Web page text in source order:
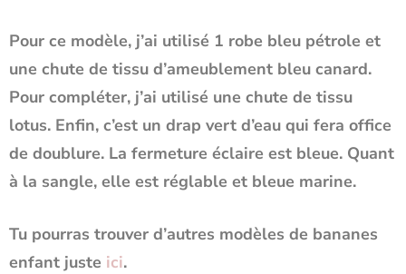
Pour ce modèle, j’ai utilisé 1 robe bleu pétrole et
une chute de tissu d’ameublement bleu canard.
Pour compléter, j’ai utilisé une chute de tissu
lotus. Enfin, c’est un drap vert d’eau qui fera office
de doublure. La fermeture éclaire est bleue. Quant
à la sangle, elle est réglable et bleue marine.
Tu pourras trouver d’autres modèles de bananes
enfant juste ici.